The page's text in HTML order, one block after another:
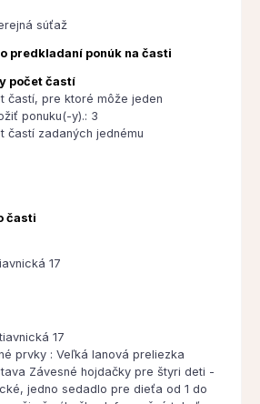
súťaž
predkladaní ponúk na časti
počet častí
častí, pre ktoré môže jeden
ponuku(-y).: 3
častí zadaných jednému
časti
17
17
prvky : Veľká lanová preliezka
Závesné hojdačky pre štyri deti -
jedno sedadlo pre dieťa od 1 do